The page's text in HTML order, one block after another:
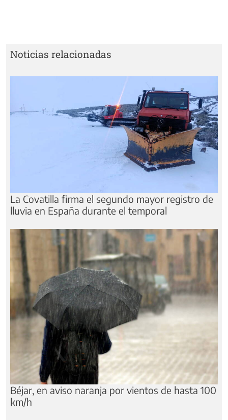
Noticias relacionadas
La Covatilla firma el segundo mayor registro de
lluvia en España durante el temporal
Béjar, en aviso naranja por vientos de hasta 100
km/h